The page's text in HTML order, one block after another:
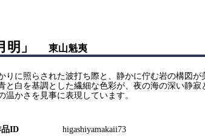
明」 東山魁夷
りに照らされた波打ち際と、静かに佇む岩の構図
と白を基調とした繊細な色彩が、夜の海の深い静寂
温かさを見事に表現しています。
ID higashiyamakaii73